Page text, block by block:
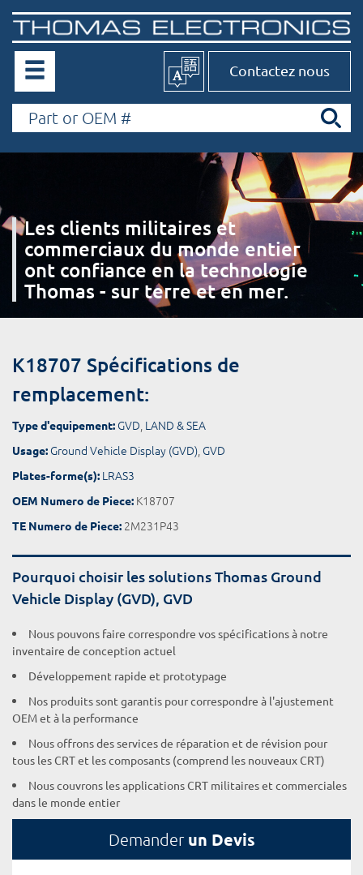
Contactez nous
Les clients militaires et
commerciaux du monde entier
ont confiance en la technologie
Thomas - sur terre et en mer.
K18707 Spécifications de
remplacement:
Type d'equipement: GVD, LAND & SEA
Usage: Ground Vehicle Display (GVD), GVD
Plates-forme(s): LRAS3
OEM Numero de Piece: K18707
TE Numero de Piece: 2M231P43
Pourquoi choisir les solutions Thomas Ground
Vehicle Display (GVD), GVD
Nous pouvons faire correspondre vos spécifications à notre
inventaire de conception actuel
Développement rapide et prototypage
Nos produits sont garantis pour correspondre à l'ajustement
OEM et à la performance
Nous offrons des services de réparation et de révision pour
tous les CRT et les composants (comprend les nouveaux CRT)
Nous couvrons les applications CRT militaires et commerciales
dans le monde entier
Demander un Devis